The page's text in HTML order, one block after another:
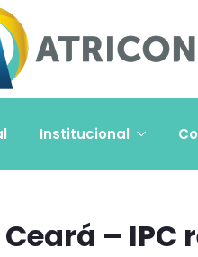
Institucional
Ceará –